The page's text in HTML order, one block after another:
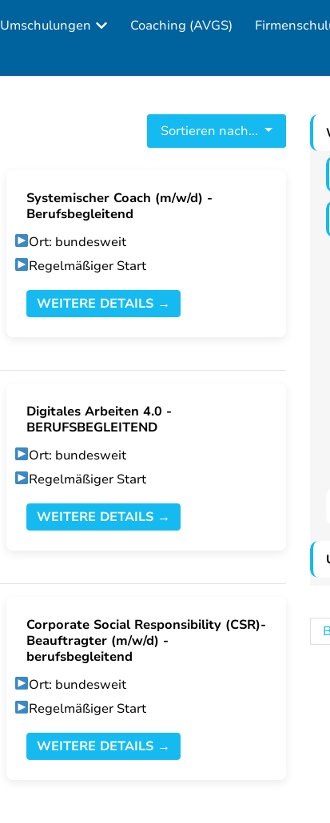
Umschulungen Coaching (AVGS)
Sortieren nach...
Systemischer Coach (m/w/d) -
Berufsbegleitend
Ort: bundesweit
Regelmäßiger Start
WEITERE DETAILS →
Digitales Arbeiten 4.0 -
BERUFSBEGLEITEND
Ort: bundesweit
Regelmäßiger Start
WEITERE DETAILS →
Corporate Social Responsibility (CSR)-
Beauftragter (m/w/d) -
berufsbegleitend
Ort: bundesweit
Regelmäßiger Start
WEITERE DETAILS →